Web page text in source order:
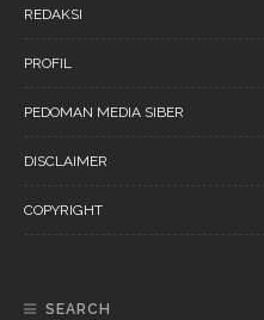
REDAKSI
PROFIL
PEDOMAN MEDIA SIBER
DISCLAIMER
COPYRIGHT
SEARCH